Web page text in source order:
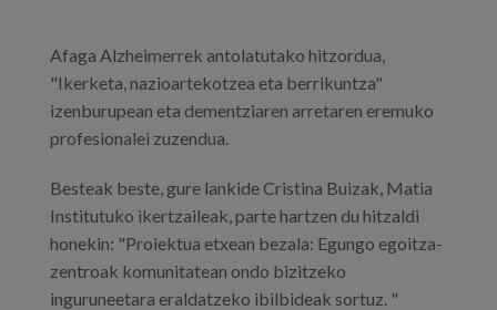
Afaga Alzheimerrek antolatutako hitzordua,
"Ikerketa, nazioartekotzea eta berrikuntza"
izenburupean eta dementziaren arretaren eremuko
profesionalei zuzendua.
Besteak beste, gure lankide Cristina Buizak, Matia
Institutuko ikertzaileak, parte hartzen du hitzaldi
honekin: "Proiektua etxean bezala: Egungo egoitza-
zentroak komunitatean ondo bizitzeko
inguruneetara eraldatzeko ibilbideak sortuz. "